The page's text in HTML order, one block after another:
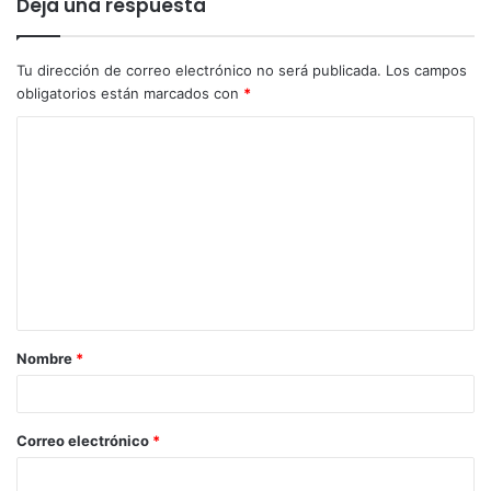
Tu dirección de correo electrónico no será publicada. Los campos
obligatorios están marcados con *
Nombre *
Correo electrónico *